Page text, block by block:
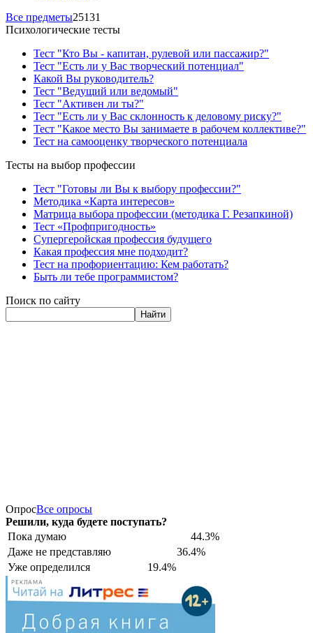
Все предметы25131
Психологические тесты
Тест "Кто Вы - капитан, рулевой или пассажир?"
Тест "Есть ли у Вас творческий потенциал"
Какой Вы руководитель?
Тест "Ведущий или ведомый"
Тест "Активен ли ты?"
Тест "Есть ли у Вас склонность к деловому риску?"
Тест "Какое место Вы занимаете в рабочем коллективе?"
Тест на самооценку творческого потенциала
Тесты на выбор профессии
Тест "Готовы ли Вы к выбору профессии?"
Методика «Карта интересов»
Матрица выбора профессии (методика Г. Резапкиной)
Тест «Профпригодность»
Супергеройская профессия будущего
Какая профессия мне подходит?
Тест на профориентацию: Кем работать?
Быть ли тебе программистом?
Поиск по сайту
Найти
ОпросВсе опросы
Решили, куда будете поступать?
Пока думаю
44.3%
Даже не представляю
36.4%
Уже определился
19.4%
РЕКЛАМА